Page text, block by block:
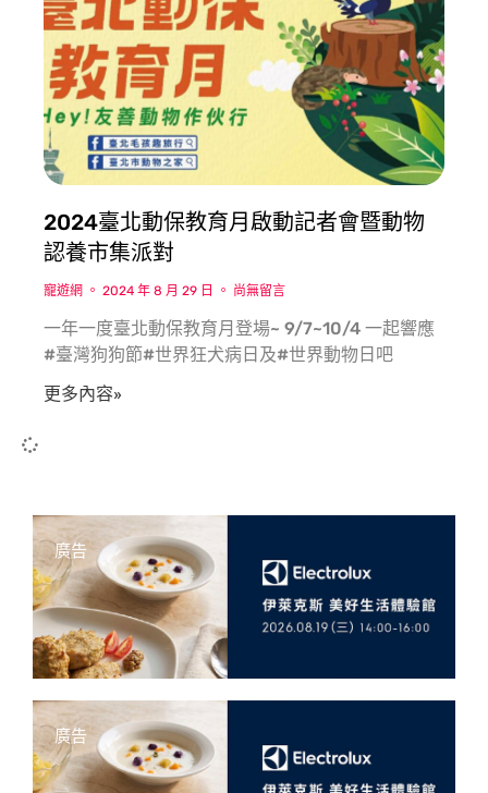
2024臺北動保教育月啟動記者會暨動物
認養市集派對
寵遊網 2024 年 8 月 29 日 尚無留言
一年一度臺北動保教育月登場~ 9/7~10/4 一起響應
#臺灣狗狗節#世界狂犬病日及#世界動物日吧
更多內容»
廣告
廣告